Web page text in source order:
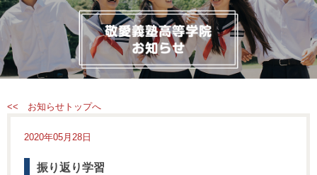
<< お知らせトップへ
2020年05月28日
振り返り学習